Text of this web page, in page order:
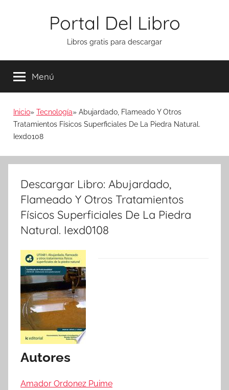
Portal Del Libro
Libros gratis para descargar
Menú
Inicio Tecnología
Abujardado, Flameado Y Otros
Tratamientos Físicos Superficiales De La Piedra Natural.
Iexd0108
Descargar Libro: Abujardado,
Flameado Y Otros Tratamientos
Físicos Superficiales De La Piedra
Natural. Iexd0108
Autores
Amador Ordonez Puime